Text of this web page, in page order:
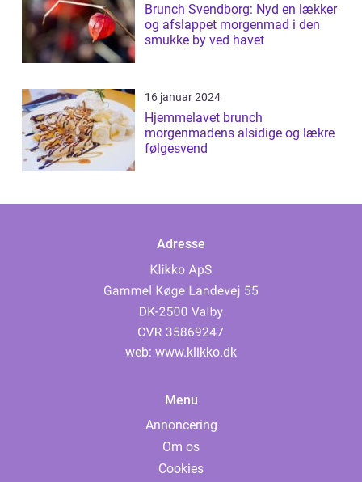
Brunch Svendborg: Nyd en lækker
og afslappet morgenmad i den
smukke by ved havet
16 januar 2024
Hjemmelavet brunch
morgenmadens alsidige og lækre
følgesvend
Adresse
web: www.klikko.dk
Menu
Annoncering
Om os
Cookies